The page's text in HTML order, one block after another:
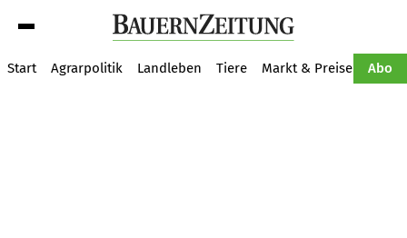
Start Agrarpolitik Landleben Tiere Markt & Preise Abo